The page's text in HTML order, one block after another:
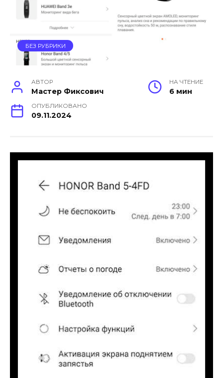
БЕЗ РУБРИКИ
АВТОР
Мастер Фиксович
НА ЧТЕНИЕ
6 мин
ОПУБЛИКОВАНО
09.11.2024